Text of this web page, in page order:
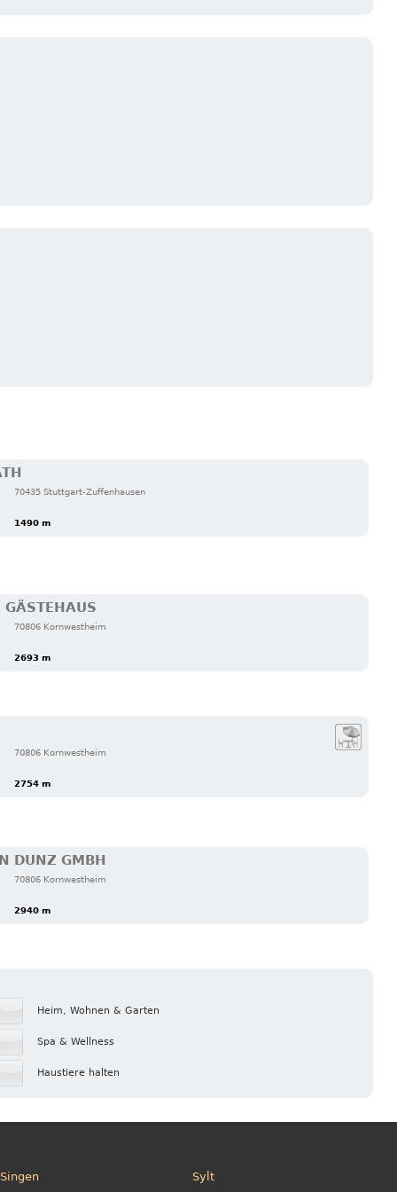
70435 Stuttgart-Zuffenhausen
1490 m
GÄSTEHAUS
70806 Kornwestheim
2693 m
70806 Kornwestheim
2754 m
DUNZ GMBH
70806 Kornwestheim
2940 m
Heim, Wohnen & Garten
Spa & Wellness
Haustiere halten
Singen Sylt